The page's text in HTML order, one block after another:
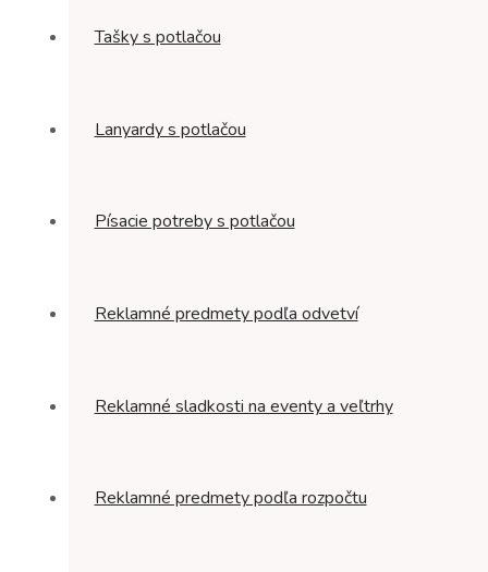
Tašky s potlačou
Lanyardy s potlačou
Písacie potreby s potlačou
Reklamné predmety podľa odvetví
Reklamné sladkosti na eventy a veľtrhy
Reklamné predmety podľa rozpočtu